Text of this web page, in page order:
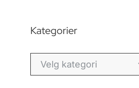
Kategorier
Kategorier